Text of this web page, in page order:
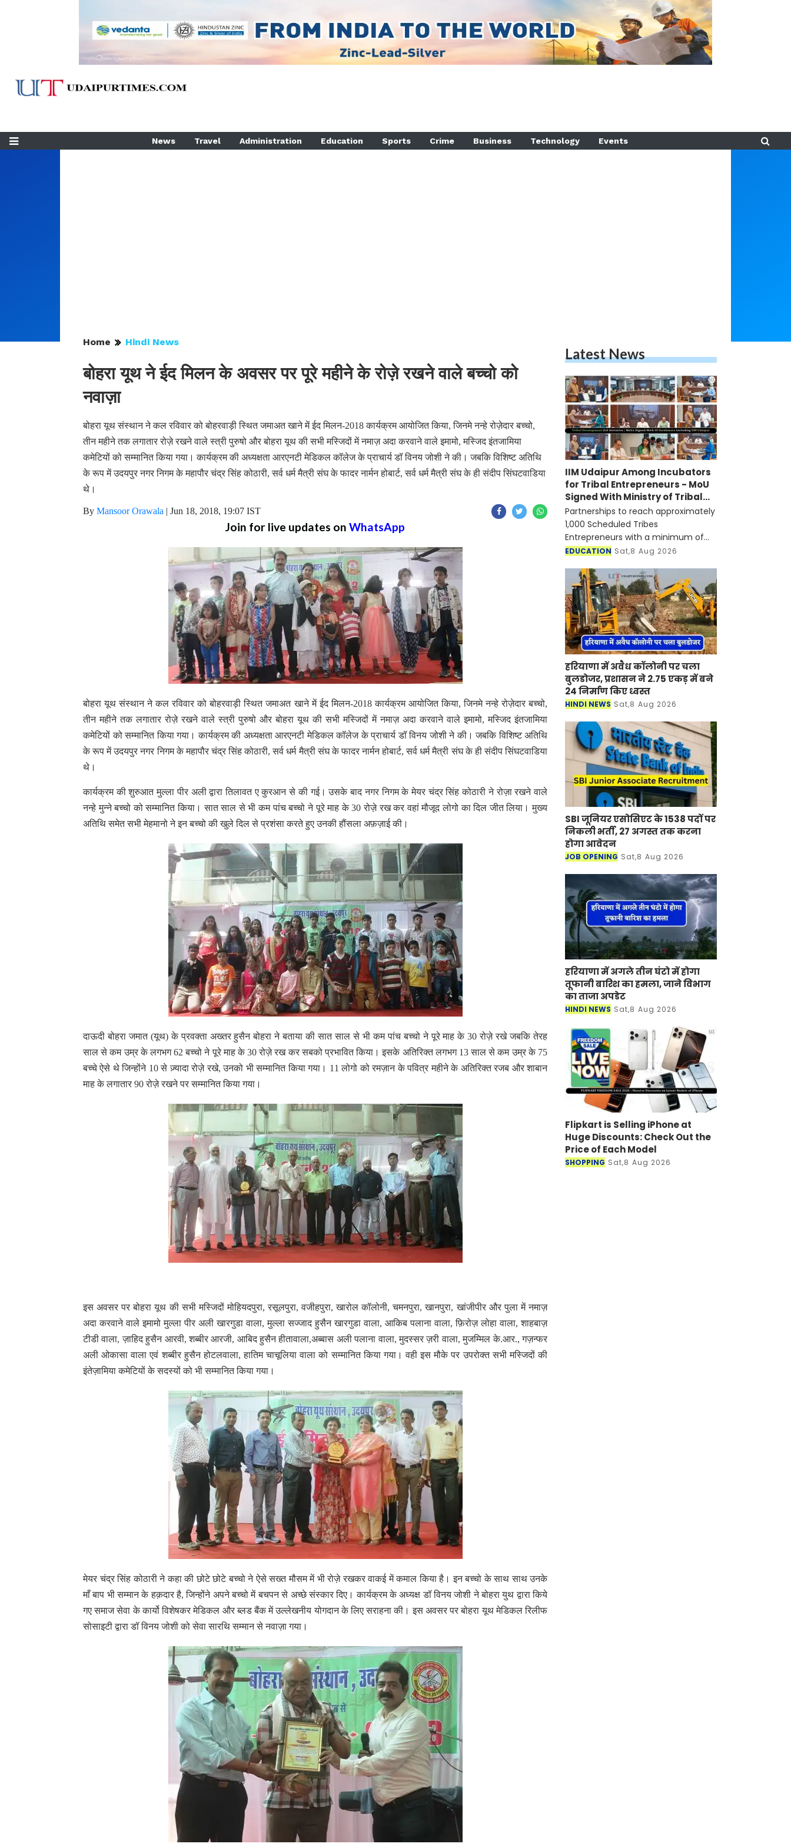
News Travel Administration Education Sports Crime Business Technology Events
Home Hindi News
बोहरा यूथ ने ईद मिलन के अवसर पर पूरे महीने के रोज़े रखने वाले बच्चो को
नवाज़ा
बोहरा यूथ संस्थान ने कल रविवार को बोहरवाड़ी स्थित जमाअत खाने में ईद मिलन-2018 कार्यक्रम आयोजित किया, जिनमे नन्हे रोज़ेदार बच्चो,
तीन महीने तक लगातार रोज़े रखने वाले स्त्री पुरुषो और बोहरा यूथ की सभी मस्जिदों में नमाज़ अदा करवाने वाले इमामो, मस्जिद इंतजामिया
कमेटियों को सम्मानित किया गया। कार्यक्रम की अध्यक्षता आरएनटी मेडिकल कॉलेज के प्राचार्य डॉ विनय जोशी ने की। जबकि विशिष्ट अतिथि
के रूप में उदयपुर नगर निगम के महापौर चंद्र सिंह कोठारी, सर्व धर्म मैत्री संघ के फादर नार्मन होबार्ट, सर्व धर्म मैत्री संघ के ही संदीप सिंघटवाडिया
थे।
By Mansoor Orawala | Jun 18, 2018, 19:07 IST
Join for live updates on WhatsApp
बोहरा यूथ संस्थान ने कल रविवार को बोहरवाड़ी स्थित जमाअत खाने में ईद मिलन-2018 कार्यक्रम आयोजित किया, जिनमे नन्हे रोज़ेदार बच्चो,
तीन महीने तक लगातार रोज़े रखने वाले स्त्री पुरुषो और बोहरा यूथ की सभी मस्जिदों में नमाज़ अदा करवाने वाले इमामो, मस्जिद इंतजामिया
कमेटियों को सम्मानित किया गया। कार्यक्रम की अध्यक्षता आरएनटी मेडिकल कॉलेज के प्राचार्य डॉ विनय जोशी ने की। जबकि विशिष्ट अतिथि
के रूप में उदयपुर नगर निगम के महापौर चंद्र सिंह कोठारी, सर्व धर्म मैत्री संघ के फादर नार्मन होबार्ट, सर्व धर्म मैत्री संघ के ही संदीप सिंघटवाडिया
थे।
कार्यक्रम की शुरुआत मुल्ला पीर अली द्वारा तिलावत ए कुरआन से की गई। उसके बाद नगर निगम के मेयर चंद्र सिंह कोठारी ने रोज़ा रखने वाले
नन्हे मुन्ने बच्चो को सम्मानित किया। सात साल से भी कम पांच बच्चो ने पूरे माह के 30 रोज़े रख कर वहां मौजूद लोगो का दिल जीत लिया। मुख्य
अतिथि समेत सभी मेहमानो ने इन बच्चो की खुले दिल से प्रशंसा करते हुए उनकी हौंसला अफ़ज़ाई की।
दाऊदी बोहरा जमात (यूथ) के प्रवक्ता अख्तर हुसैन बोहरा ने बताया की सात साल से भी कम पांच बच्चो ने पूरे माह के 30 रोज़े रखे जबकि तेरह
साल से कम उम्र के लगभग 62 बच्चो ने पूरे माह के 30 रोज़े रख कर सबको प्रभावित किया। इसके अतिरिक्त लगभग 13 साल से कम उम्र के 75
बच्चे ऐसे थे जिन्होंने 10 से ज़्यादा रोज़े रखे, उनको भी सम्मानित किया गया। 11 लोगो को रमज़ान के पवित्र महीने के अतिरिक्त रजब और शाबान
माह के लगातार 90 रोज़े रखने पर सम्मानित किया गया।
इस अवसर पर बोहरा यूथ की सभी मस्जिदों मोहियदपुरा, रसूलपुरा, वजीहपुरा, खारोल कॉलोनी, चमनपुरा, खानपुरा, खांजीपीर और पुला में नमाज़
अदा करवाने वाले इमामो मुल्ला पीर अली खारगुडा वाला, मुल्ला सज्जाद हुसैन खारगुडा वाला, आकिब पलाना वाला, फ़िरोज़ लोहा वाला, शाहबाज़
टीडी वाला, ज़ाहिद हुसैन आरवी, शब्बीर आरजी, आबिद हुसैन हीतावाला,अब्बास अली पलाना वाला, मुदस्सर ज़री वाला, मुजम्मिल के.आर., गज़न्फर
अली ओकासा वाला एवं शब्बीर हुसैन होटलवाला, हातिम चाचूलिया वाला को सम्मानित किया गया। वही इस मौके पर उपरोक्त सभी मस्जिदों की
इंतेज़ामिया कमेटियों के सदस्यों को भी सम्मानित किया गया।
मेयर चंद्र सिंह कोठारी ने कहा की छोटे छोटे बच्चो ने ऐसे सख्त मौसम में भी रोज़े रखकर वाकई में कमाल किया है। इन बच्चो के साथ साथ उनके
माँ बाप भी सम्मान के हक़दार है, जिन्होंने अपने बच्चो में बचपन से अच्छे संस्कार दिए। कार्यक्रम के अध्यक्ष डॉ विनय जोशी ने बोहरा युथ द्वारा किये
गए समाज सेवा के कार्यो विशेषकर मेडिकल और ब्लड बैंक में उल्लेखनीय योगदान के लिए सराहना की। इस अवसर पर बोहरा यूथ मेडिकल रिलीफ
सोसाइटी द्वारा डॉ विनय जोशी को सेवा सारथि सम्मान से नवाज़ा गया।
Latest News
IIM Udaipur Among Incubators
for Tribal Entrepreneurs - MoU
Signed With Ministry of Tribal
Affairs
Partnerships to reach approximately
1,000 Scheduled Tribes
Entrepreneurs with a minimum of
100 to be funded and incubated
EDUCATION Sat,8 Aug 2026
हरियाणा में अवैध कॉलोनी पर चला
बुलडोजर, प्रशासन ने 2.75 एकड़ में बने
24 निर्माण किए ध्वस्त
HINDI NEWS Sat,8 Aug 2026
SBI जूनियर एसोसिएट के 1538 पदों पर
निकली भर्ती, 27 अगस्त तक करना
होगा आवेदन
JOB OPENING Sat,8 Aug 2026
हरियाणा में अगले तीन घंटो में होगा
तूफानी बारिश का हमला, जाने विभाग
का ताजा अपडेट
HINDI NEWS Sat,8 Aug 2026
Flipkart is Selling iPhone at
Huge Discounts: Check Out the
Price of Each Model
SHOPPING Sat,8 Aug 2026